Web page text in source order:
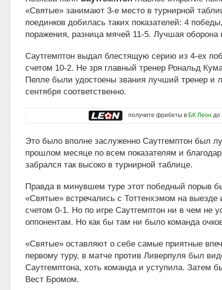
«Святые» занимают 3-е место в турнирной
поединков добилась таких показателей: 4
поражения, разница мячей 11-5. Лучшая
Саутгемптон выдал блестящую серию из 4-ех
счетом 10-2. Не зря главный тренер Рональд
Пелле были удостоены звания лучший тренер и
сентября соответственно.
получите фрибеты в БК Леон до
Это было вполне заслуженно Саутгемптон был
прошлом месяце по всем показателям и
забрался так высоко в турнирной таблице.
Правда в минувшем туре этот победный порыв
«Святые» встречались с Тоттенхэмом на выезде
счетом 0-1. Но по игре Саутгемптон ни в чем не
оппонентам. Но как бы там ни было команда
«Святые» оставляют о себе самые приятные
первому туру, в матче против Ливерпуля был
Саутгемптона, хоть команда и уступила. Затем
Вест Бромом.